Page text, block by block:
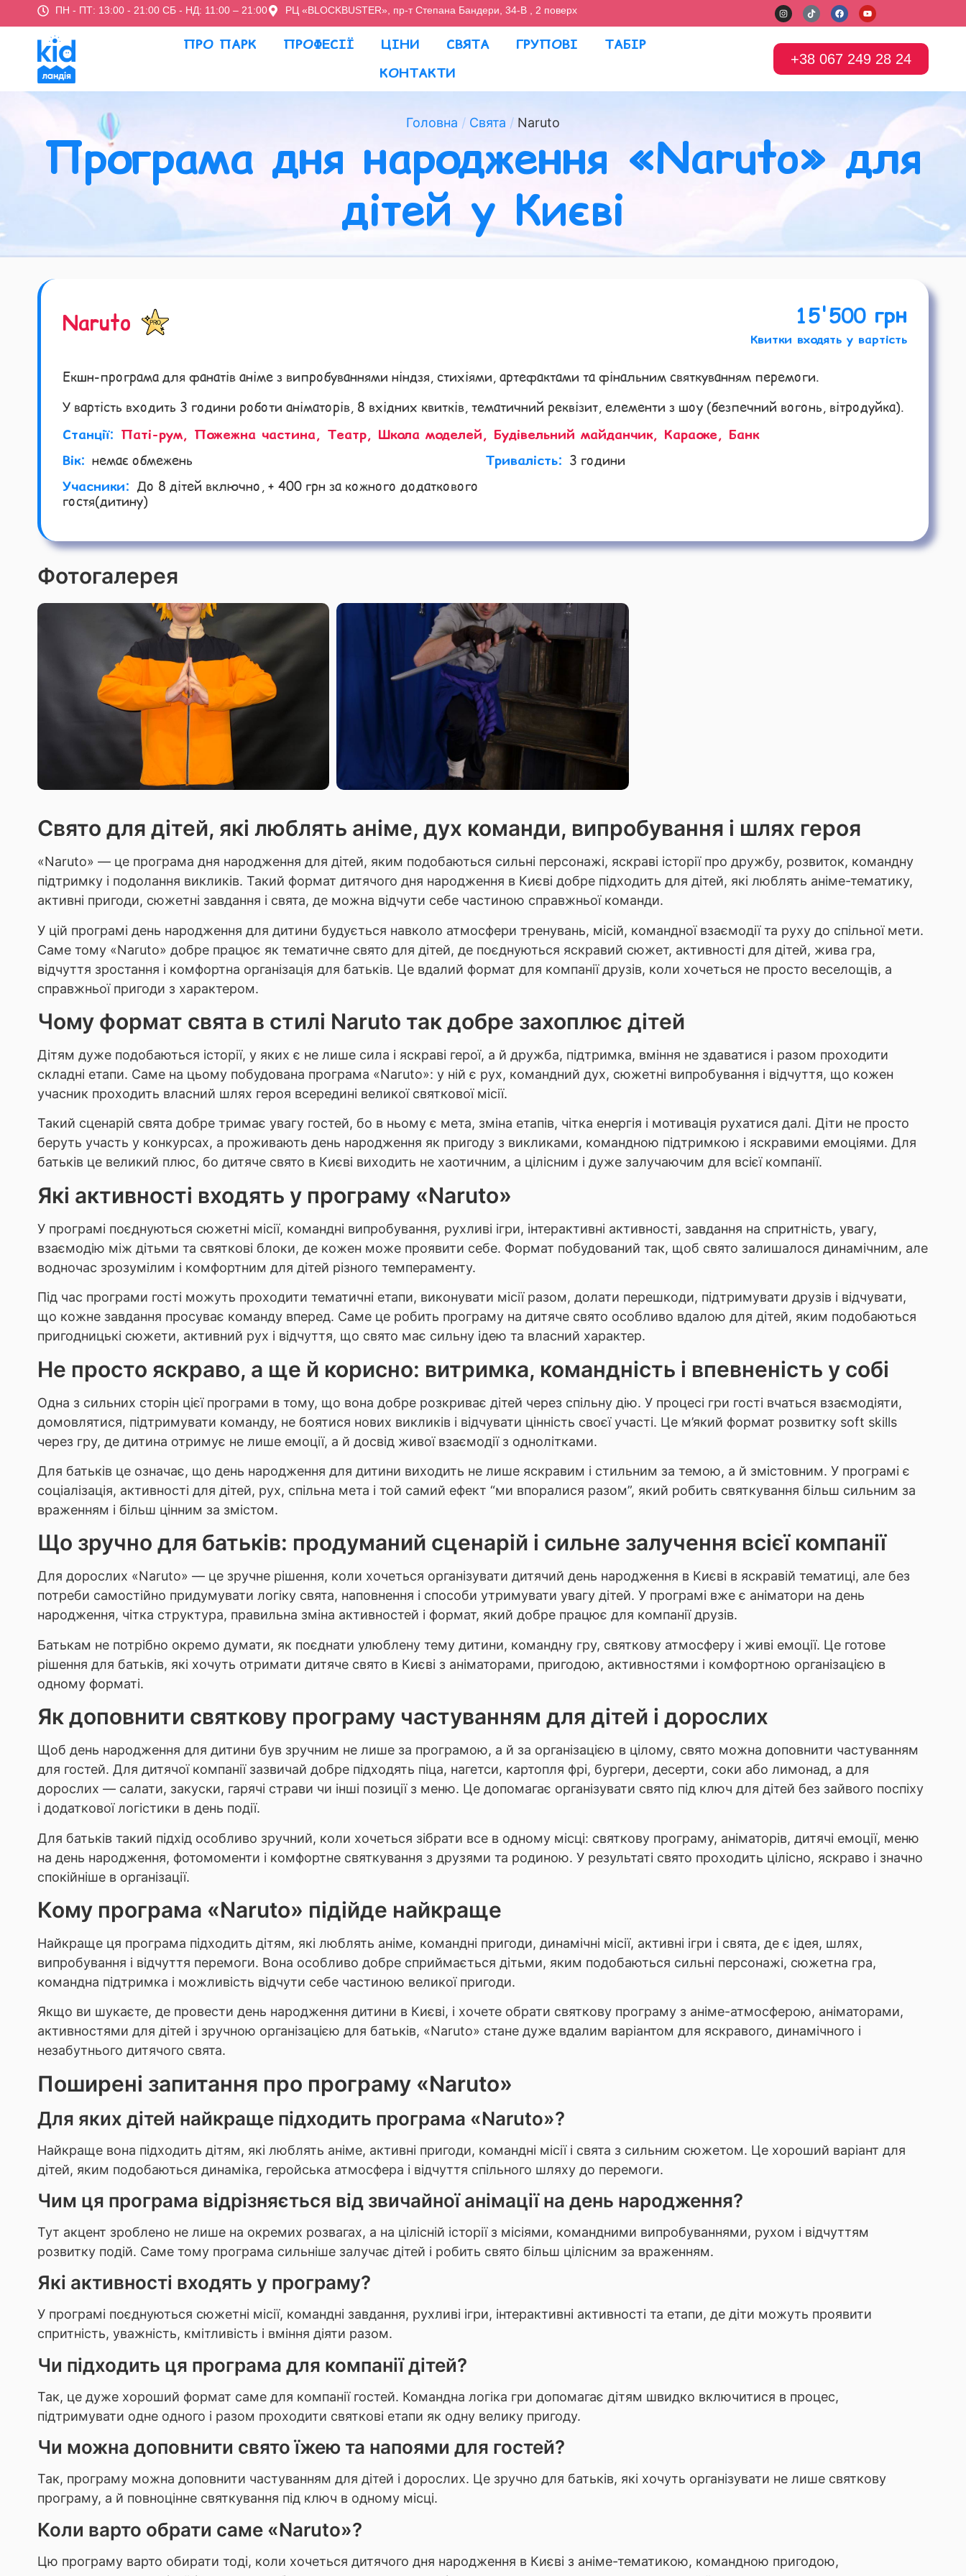
ПН - ПТ: 13:00 - 21:00 СБ - НД: 11:00 – 21:00 РЦ «BLOCKBUSTER», пр-т Степана Бандери, 34-В , 2 поверх
ПРО ПАРК ПРОФЕСІЇ ЦІНИ СВЯТА ГРУПОВІ
ТАБІР
КОНТАКТИ
+38 067 249 28 24
Головна Свята Naruto
Програма дня народження «Naruto» для
дітей у Києві
Naruto 15'500 грн
Квитки входять у вартість
Екшн-програма для фанатів аніме з випробуваннями ніндзя, стихіями, артефактами та фінальним святкуванням перемоги.
У вартість входить 3 години роботи аніматорів, 8 вхідних квитків, тематичний реквізит, елементи з шоу (безпечний вогонь, вітродуйка).
Станції: Паті-рум, Пожежна частина, Театр, Школа моделей, Будівельний майданчик, Караоке, Банк
Вік: немає обмежень Тривалість: 3 години
Учасники: До 8 дітей включно, + 400 грн за кожного додаткового
гостя(дитину)
Фотогалерея
Свято для дітей, які люблять аніме, дух команди, випробування і шлях героя
«Naruto» — це програма дня народження для дітей, яким подобаються сильні персонажі, яскраві історії про дружбу, розвиток, командну
підтримку і подолання викликів. Такий формат дитячого дня народження в Києві добре підходить для дітей, які люблять аніме-тематику,
активні пригоди, сюжетні завдання і свята, де можна відчути себе частиною справжньої команди.
У цій програмі день народження для дитини будується навколо атмосфери тренувань, місій, командної взаємодії та руху до спільної мети.
Саме тому «Naruto» добре працює як тематичне свято для дітей, де поєднуються яскравий сюжет, активності для дітей, жива гра,
відчуття зростання і комфортна організація для батьків. Це вдалий формат для компанії друзів, коли хочеться не просто веселощів, а
справжньої пригоди з характером.
Чому формат свята в стилі Naruto так добре захоплює дітей
Дітям дуже подобаються історії, у яких є не лише сила і яскраві герої, а й дружба, підтримка, вміння не здаватися і разом проходити
складні етапи. Саме на цьому побудована програма «Naruto»: у ній є рух, командний дух, сюжетні випробування і відчуття, що кожен
учасник проходить власний шлях героя всередині великої святкової місії.
Такий сценарій свята добре тримає увагу гостей, бо в ньому є мета, зміна етапів, чітка енергія і мотивація рухатися далі. Діти не просто
беруть участь у конкурсах, а проживають день народження як пригоду з викликами, командною підтримкою і яскравими емоціями. Для
батьків це великий плюс, бо дитяче свято в Києві виходить не хаотичним, а цілісним і дуже залучаючим для всієї компанії.
Які активності входять у програму «Naruto»
У програмі поєднуються сюжетні місії, командні випробування, рухливі ігри, інтерактивні активності, завдання на спритність, увагу,
взаємодію між дітьми та святкові блоки, де кожен може проявити себе. Формат побудований так, щоб свято залишалося динамічним, але
водночас зрозумілим і комфортним для дітей різного темпераменту.
Під час програми гості можуть проходити тематичні етапи, виконувати місії разом, долати перешкоди, підтримувати друзів і відчувати,
що кожне завдання просуває команду вперед. Саме це робить програму на дитяче свято особливо вдалою для дітей, яким подобаються
пригодницькі сюжети, активний рух і відчуття, що свято має сильну ідею та власний характер.
Не просто яскраво, а ще й корисно: витримка, командність і впевненість у собі
Одна з сильних сторін цієї програми в тому, що вона добре розкриває дітей через спільну дію. У процесі гри гості вчаться взаємодіяти,
домовлятися, підтримувати команду, не боятися нових викликів і відчувати цінність своєї участі. Це м’який формат розвитку soft skills
через гру, де дитина отримує не лише емоції, а й досвід живої взаємодії з однолітками.
Для батьків це означає, що день народження для дитини виходить не лише яскравим і стильним за темою, а й змістовним. У програмі є
соціалізація, активності для дітей, рух, спільна мета і той самий ефект “ми впоралися разом”, який робить святкування більш сильним за
враженням і більш цінним за змістом.
Що зручно для батьків: продуманий сценарій і сильне залучення всієї компанії
Для дорослих «Naruto» — це зручне рішення, коли хочеться організувати дитячий день народження в Києві в яскравій тематиці, але без
потреби самостійно придумувати логіку свята, наповнення і способи утримувати увагу дітей. У програмі вже є аніматори на день
народження, чітка структура, правильна зміна активностей і формат, який добре працює для компанії друзів.
Батькам не потрібно окремо думати, як поєднати улюблену тему дитини, командну гру, святкову атмосферу і живі емоції. Це готове
рішення для батьків, які хочуть отримати дитяче свято в Києві з аніматорами, пригодою, активностями і комфортною організацією в
одному форматі.
Як доповнити святкову програму частуванням для дітей і дорослих
Щоб день народження для дитини був зручним не лише за програмою, а й за організацією в цілому, свято можна доповнити частуванням
для гостей. Для дитячої компанії зазвичай добре підходять піца, нагетси, картопля фрі, бургери, десерти, соки або лимонад, а для
дорослих — салати, закуски, гарячі страви чи інші позиції з меню. Це допомагає організувати свято під ключ для дітей без зайвого поспіху
і додаткової логістики в день події.
Для батьків такий підхід особливо зручний, коли хочеться зібрати все в одному місці: святкову програму, аніматорів, дитячі емоції, меню
на день народження, фотомоменти і комфортне святкування з друзями та родиною. У результаті свято проходить цілісно, яскраво і значно
спокійніше в організації.
Кому програма «Naruto» підійде найкраще
Найкраще ця програма підходить дітям, які люблять аніме, командні пригоди, динамічні місії, активні ігри і свята, де є ідея, шлях,
випробування і відчуття перемоги. Вона особливо добре сприймається дітьми, яким подобаються сильні персонажі, сюжетна гра,
командна підтримка і можливість відчути себе частиною великої пригоди.
Якщо ви шукаєте, де провести день народження дитини в Києві, і хочете обрати святкову програму з аніме-атмосферою, аніматорами,
активностями для дітей і зручною організацією для батьків, «Naruto» стане дуже вдалим варіантом для яскравого, динамічного і
незабутнього дитячого свята.
Поширені запитання про програму «Naruto»
Для яких дітей найкраще підходить програма «Naruto»?
Найкраще вона підходить дітям, які люблять аніме, активні пригоди, командні місії і свята з сильним сюжетом. Це хороший варіант для
дітей, яким подобаються динаміка, геройська атмосфера і відчуття спільного шляху до перемоги.
Чим ця програма відрізняється від звичайної анімації на день народження?
Тут акцент зроблено не лише на окремих розвагах, а на цілісній історії з місіями, командними випробуваннями, рухом і відчуттям
розвитку подій. Саме тому програма сильніше залучає дітей і робить свято більш цілісним за враженням.
Які активності входять у програму?
У програмі поєднуються сюжетні місії, командні завдання, рухливі ігри, інтерактивні активності та етапи, де діти можуть проявити
спритність, уважність, кмітливість і вміння діяти разом.
Чи підходить ця програма для компанії дітей?
Так, це дуже хороший формат саме для компанії гостей. Командна логіка гри допомагає дітям швидко включитися в процес,
підтримувати одне одного і разом проходити святкові етапи як одну велику пригоду.
Чи можна доповнити свято їжею та напоями для гостей?
Так, програму можна доповнити частуванням для дітей і дорослих. Це зручно для батьків, які хочуть організувати не лише святкову
програму, а й повноцінне святкування під ключ в одному місці.
Коли варто обрати саме «Naruto»?
Цю програму варто обирати тоді, коли хочеться дитячого дня народження в Києві з аніме-тематикою, командною пригодою,